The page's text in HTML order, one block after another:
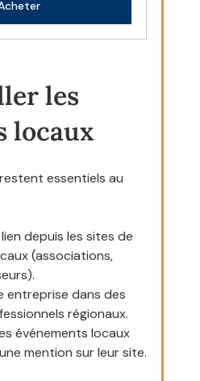
les
locaux
essentiels au
depuis les sites de
(associations,
entreprise dans des
régionaux.
événements locaux
mention sur leur site.